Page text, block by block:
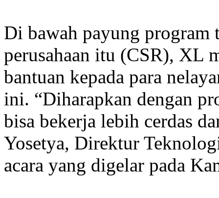
Di bawah payung program
perusahaan itu (CSR), XL
bantuan kepada para
ini. “Diharapkan dengan
bisa bekerja lebih cerdas
Yosetya, Direktur
acara yang digelar pada